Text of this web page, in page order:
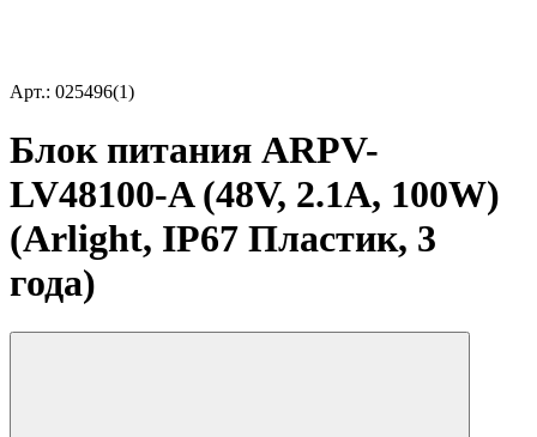
Арт.: 025496(1)
Блок питания ARPV-
LV48100-A (48V, 2.1A, 100W)
(Arlight, IP67 Пластик, 3
года)